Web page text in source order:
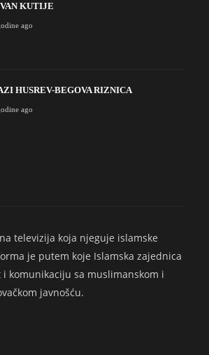
KUTIJE
ago
HUSREV-BEGOVA RIZNICA
ago
televizija koja njeguje islamske
je putem koje Islamska zajednica
komunikaciju sa muslimanskom i
javnošću.